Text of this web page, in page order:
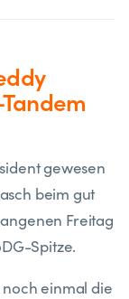
gewesen
beim gut
Freitag
Spitze.
einmal die